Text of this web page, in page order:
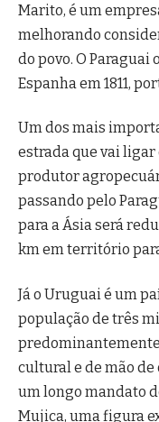
Marito, é um
melhorando
do povo. O
Espanha em 1811,
Um dos mais
estrada que vai ligar
produtor
passando pelo
para a Ásia será
km em território
Já o Uruguai é um
população de três
cultural e de mão de
um longo mandato
Mujica, uma figura